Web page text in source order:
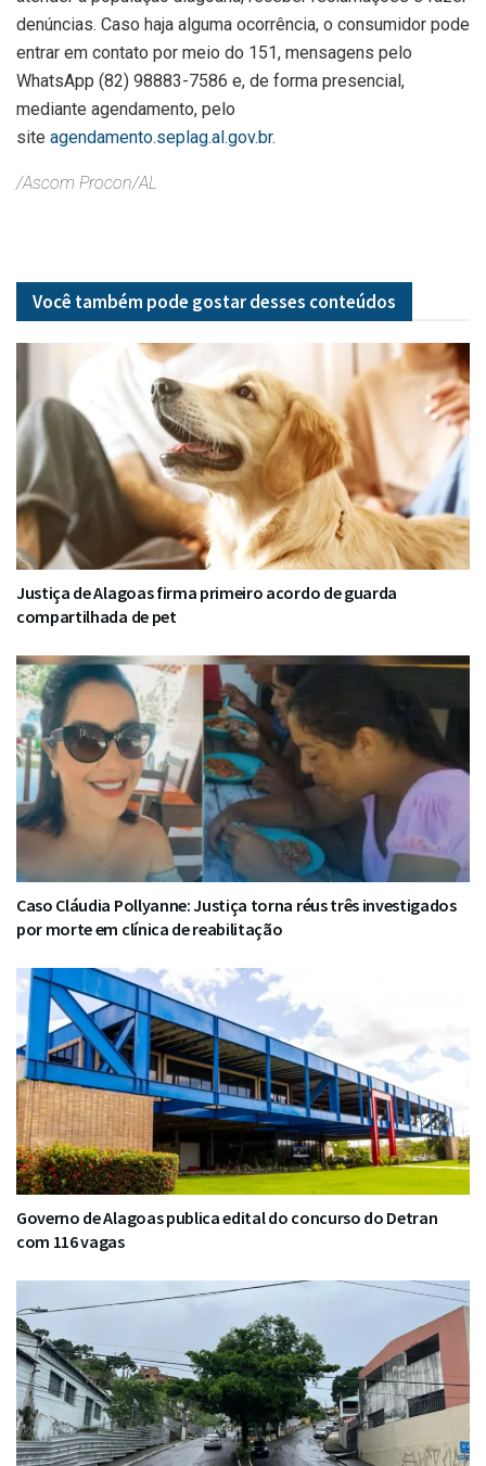
denúncias. Caso haja alguma ocorrência, o consumidor pode
entrar em contato por meio do 151, mensagens pelo
WhatsApp (82) 98883-7586 e, de forma presencial,
mediante agendamento, pelo
site agendamento.seplag.al.gov.br.
/Ascom Procon/AL
Você também pode gostar desses conteúdos
Justiça de Alagoas firma primeiro acordo de guarda
compartilhada de pet
Caso Cláudia Pollyanne: Justiça torna réus três investigados
por morte em clínica de reabilitação
Governo de Alagoas publica edital do concurso do Detran
com 116 vagas